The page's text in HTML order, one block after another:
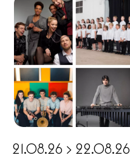
21.08.26 > 22.08.26